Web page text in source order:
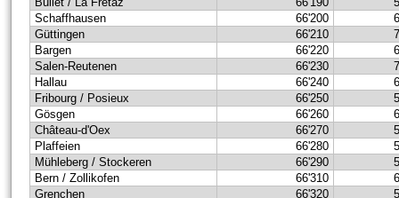
Schaffhausen
66'200
Güttingen
66'210
Bargen
66'220
Salen-Reutenen
66'230
Hallau
66'240
Fribourg / Posieux
66'250
Gösgen
66'260
Château-d'Oex
66'270
Plaffeien
66'280
Mühleberg / Stockeren
66'290
Bern / Zollikofen
66'310
Grenchen
66'320